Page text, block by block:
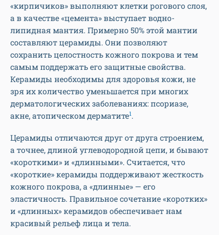
«кирпичиков» выполняют клетки рогового слоя,
а в качестве «цемента» выступает водно-
липидная мантия. Примерно 50% этой мантии
составляют церамиды. Они позволяют
сохранить целостность кожного покрова и тем
самым поддержать его защитные свойства.
Керамиды необходимы для здоровья кожи, не
зря их количество уменьшается при многих
дерматологических заболеваниях: псориазе,
акне, атопическом дерматите1.
Церамиды отличаются друг от друга строением,
а точнее, длиной углеводородной цепи, и бывают
«короткими» и «длинными». Считается, что
«короткие» керамиды поддерживают жесткость
кожного покрова, а «длинные» — его
эластичность. Правильное сочетание «коротких»
и «длинных» керамидов обеспечивает нам
красивый рельеф лица и тела.